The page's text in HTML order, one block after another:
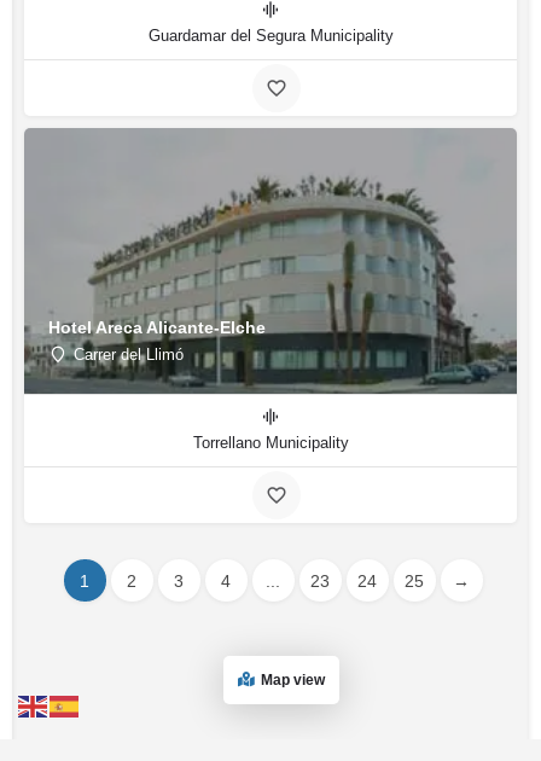
Guardamar del Segura Municipality
Hotel Areca Alicante-Elche
Carrer del Llimó
Torrellano Municipality
1 2 3 4 23 24 25 →
Map view